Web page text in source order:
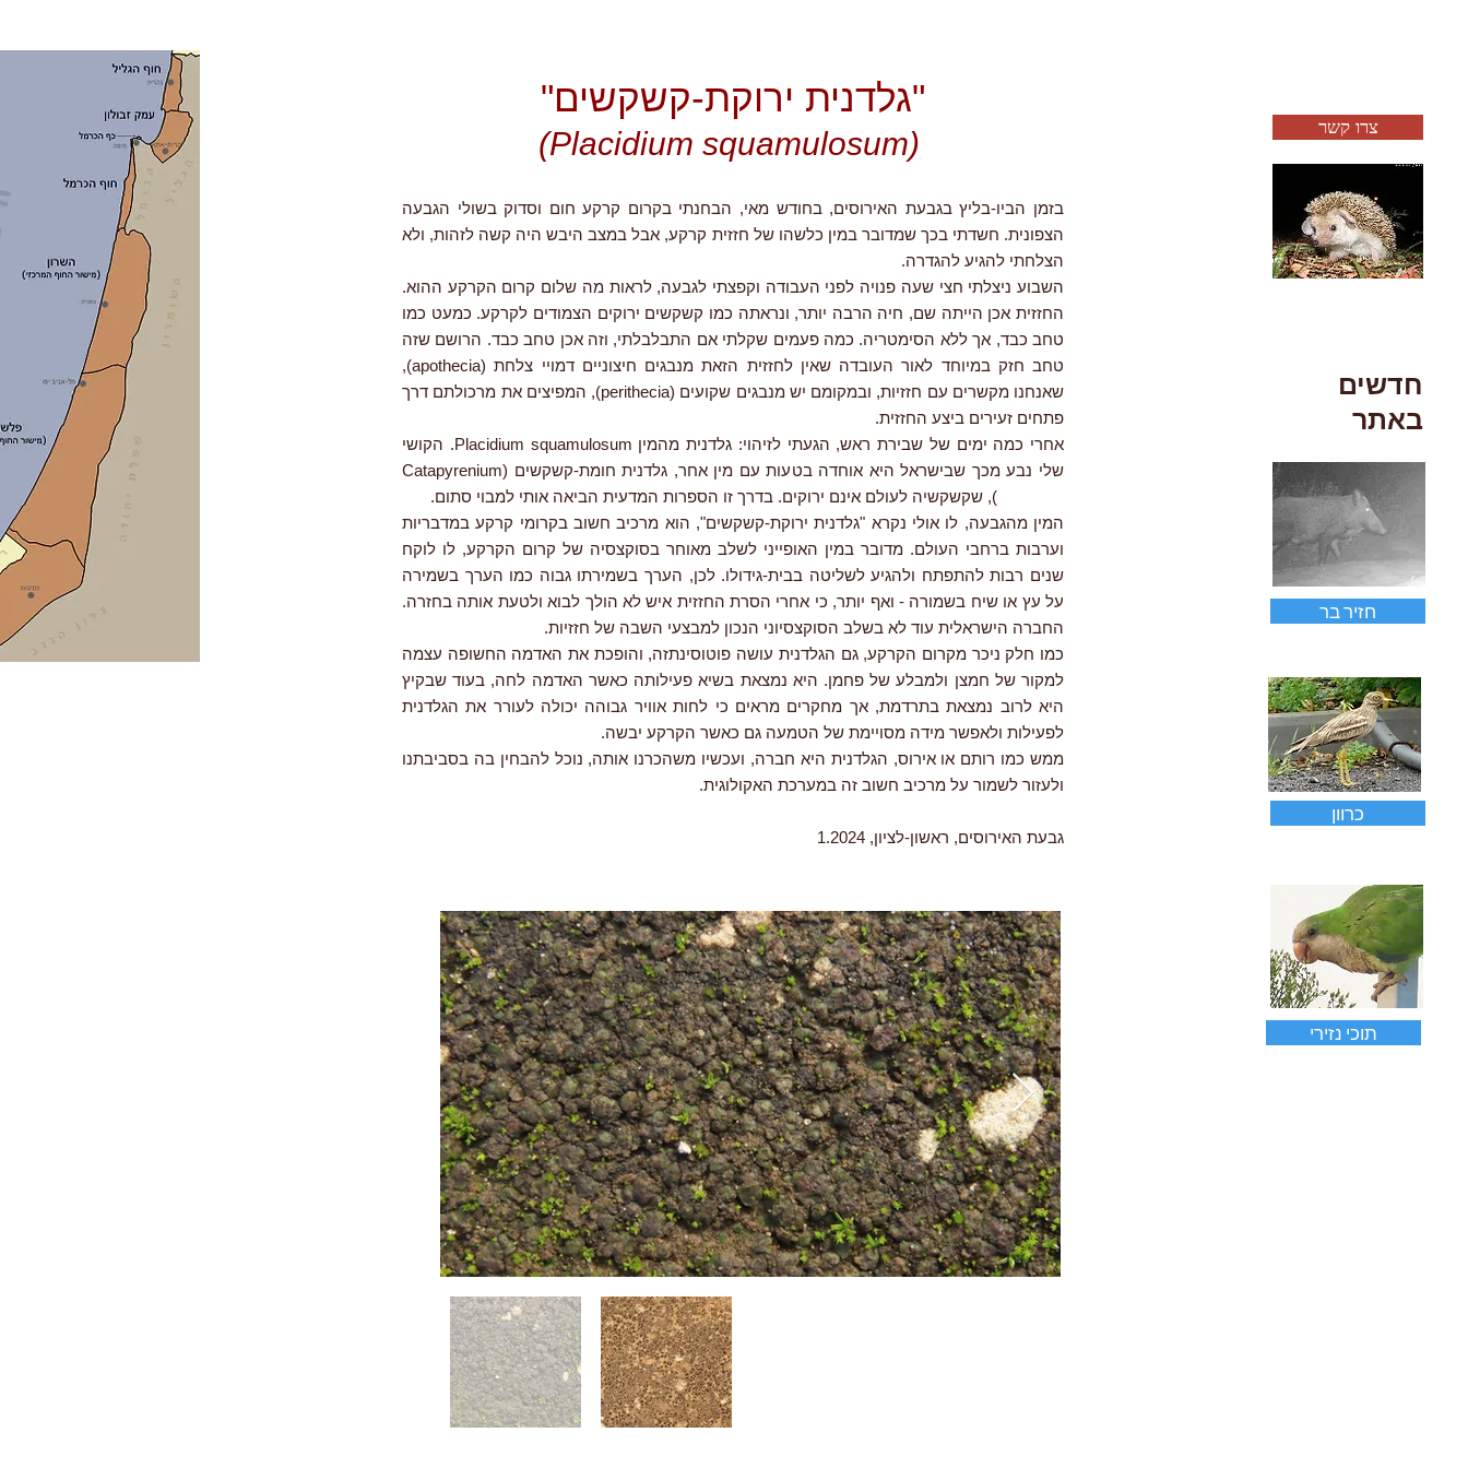
"גלדנית ירוקת-קשקשים"
(Placidium squamulosum)
בזמן הביו-בליץ בגבעת האירוסים, בחודש מאי, הבחנתי בקרום קרקע חום וסדוק בשולי הגבעה
הצפונית. חשדתי בכך שמדובר במין כלשהו של חזזית קרקע, אבל במצב היבש היה קשה לזהות, ולא
הצלחתי להגיע להגדרה.
השבוע ניצלתי חצי שעה פנויה לפני העבודה וקפצתי לגבעה, לראות מה שלום קרום הקרקע ההוא.
החזזית אכן הייתה שם, חיה הרבה יותר, ונראתה כמו קשקשים ירוקים הצמודים לקרקע. כמעט כמו
טחב כבד, אך ללא הסימטריה. כמה פעמים שקלתי אם התבלבלתי, וזה אכן טחב כבד. הרושם שזה
טחב חזק במיוחד לאור העובדה שאין לחזזית הזאת מנבגים חיצוניים דמויי צלחת (apothecia),
שאנחנו מקשרים עם חזזיות, ובמקומם יש מנבגים שקועים (perithecia), המפיצים את מרכולתם דרך
פתחים זעירים ביצע החזזית.
אחרי כמה ימים של שבירת ראש, הגעתי לזיהוי: גלדנית מהמין Placidium squamulosum. הקושי
שלי נבע מכך שבישראל היא אוחדה בטעות עם מין אחר, גלדנית חומת-קשקשים (Catapyrenium
המין מהגבעה, לו אולי נקרא "גלדנית ירוקת-קשקשים", הוא מרכיב חשוב בקרומי קרקע במדבריות
וערבות ברחבי העולם. מדובר במין האופייני לשלב מאוחר בסוקצסיה של קרום הקרקע, לו לוקח
שנים רבות להתפתח ולהגיע לשליטה בבית-גידולו. לכן, הערך בשמירתו גבוה כמו הערך בשמירה
על עץ או שיח בשמורה - ואף יותר, כי אחרי הסרת החזזית איש לא הולך לבוא ולטעת אותה בחזרה.
החברה הישראלית עוד לא בשלב הסוקצסיוני הנכון למבצעי השבה של חזזיות.
כמו חלק ניכר מקרום הקרקע, גם הגלדנית עושה פוטוסינתזה, והופכת את האדמה החשופה עצמה
למקור של חמצן ולמבלע של פחמן. היא נמצאת בשיא פעילותה כאשר האדמה לחה, בעוד שבקיץ
היא לרוב נמצאת בתרדמת, אך מחקרים מראים כי לחות אוויר גבוהה יכולה לעורר את הגלדנית
לפעילות ולאפשר מידה מסויימת של הטמעה גם כאשר הקרקע יבשה.
ממש כמו רותם או אירוס, הגלדנית היא חברה, ועכשיו משהכרנו אותה, נוכל להבחין בה בסביבתנו
ולעזור לשמור על מרכיב חשוב זה במערכת האקולוגית.
גבעת האירוסים, ראשון-לציון, 1.2024
צרו קשר
כרוון
חזיר בר
חדשים
באתר
תוכי נזירי